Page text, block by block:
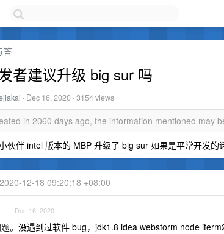
答
者建议升级 big sur 吗
· Dec 16, 2020 · 3154 views
in 2060 days ago, the information mentioned may
伙伴 intel 版本的 MBP 升级了 big sur 如果是平常开发
2020-12-18 09:20:18 +08:00
Dec 16, 2020
。没遇到过软件 bug，jdk1.8 idea webstorm node